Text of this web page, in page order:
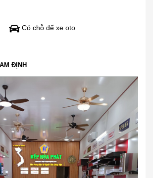
Có chỗ để xe oto
ĐỊNH